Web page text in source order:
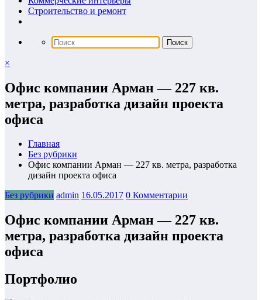
Строительство и ремонт
×
Офис компании Арман — 227 кв.
метра, разработка дизайн проекта
офиса
Главная
Без рубрики
Офис компании Арман — 227 кв. метра, разработка
дизайн проекта офиса
Без рубрики admin 16.05.2017 0 Комментарии
Офис компании Арман — 227 кв.
метра, разработка дизайн проекта
офиса
Портфолио